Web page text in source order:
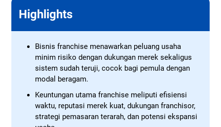
Highlights
Bisnis franchise menawarkan peluang usaha
minim risiko dengan dukungan merek sekaligus
sistem sudah teruji, cocok bagi pemula dengan
modal beragam.
Keuntungan utama franchise meliputi efisiensi
waktu, reputasi merek kuat, dukungan franchisor,
strategi pemasaran terarah, dan potensi ekspansi